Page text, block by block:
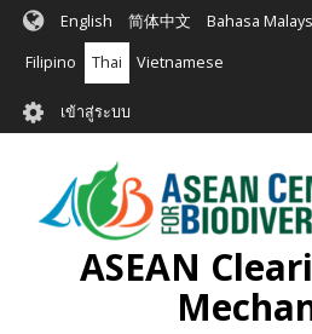
ข้าม
หลัก
English 简体中文 Bahasa
Filipino Thai Vietnamese
User
account
menu
เข้าสู่ระบบ
ASEAN